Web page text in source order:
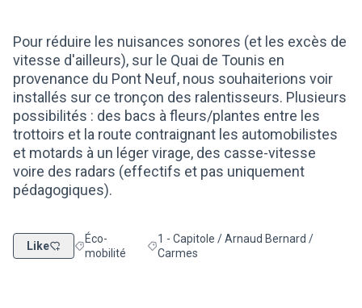
Pour réduire les nuisances sonores (et les excès de
vitesse d'ailleurs), sur le Quai de Tounis en
provenance du Pont Neuf, nous souhaiterions voir
installés sur ce tronçon des ralentisseurs. Plusieurs
possibilités : des bacs à fleurs/plantes entre les
trottoirs et la route contraignant les automobilistes
et motards à un léger virage, des casse-vitesse
voire des radars (effectifs et pas uniquement
pédagogiques).
Like Filtrer les résultats de la catégorie : Éco-mobilité
Éco-
mobilité
Filtrer les résultats pour le secteur : 1 -
1 - Capitole / Arnaud Bernard /
Carmes